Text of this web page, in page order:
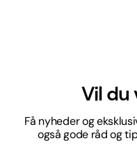
Vil du
Få nyheder og
også gode råd og